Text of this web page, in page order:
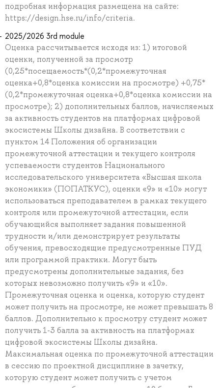
подробная информация размещена на сайте:
https://design.hse.ru/info/criteria.
2025/2026 3rd module
Оценка рассчитывается исходя из: 1) итоговой
оценки, полученной за просмотр
(0,25*посещаемость*(0,2*промежуточная
оценка+0,8*оценка комиссии на просмотре) +0,75*
(0,2*промежуточная оценка+0,8*оценка комиссии на
просмотре); 2) дополнительных баллов, начисляемых
за активность студентов на платформах цифровой
экосистемы Школы дизайна. В соответствии с
пунктом 14 Положения об организации
промежуточной аттестации и текущего контроля
успеваемости студентов Национального
исследовательского университета «Высшая школа
экономики» (ПОПАТКУС), оценки «9» и «10» могут
использоваться преподавателем в рамках текущего
контроля или промежуточной аттестации, если
обучающийся выполняет задания повышенной
трудности и/или демонстрирует результаты
обучения, превосходящие предусмотренные ПУД
или программой практики. Могут быть
предусмотрены дополнительные задания, без
которых невозможно получить «9» и «10».
Промежуточная оценка и оценка, которую студент
может получить на просмотре, не может превышать 8
баллов. Дополнительно к просмотру студент может
получить 1-3 балла за активность на платформах
цифровой экосистемы Школы дизайна.
Максимальная оценка по промежуточной аттестации
в сессию по проектной дисциплине в зачетку,
которую студент может получить с учетом